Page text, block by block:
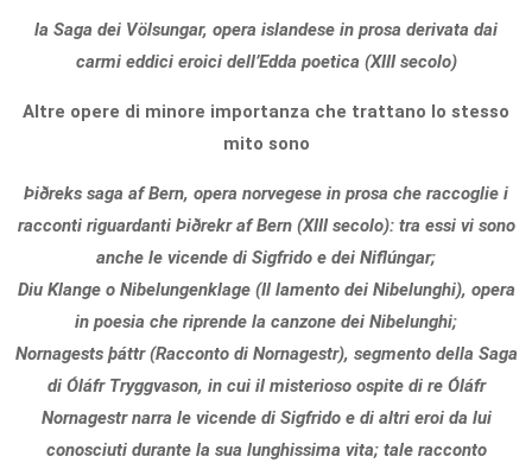
la Saga dei Völsungar, opera islandese in prosa derivata dai
carmi eddici eroici dell’Edda poetica (XIII secolo)
Altre opere di minore importanza che trattano lo stesso
mito sono
Þiðreks saga af Bern, opera norvegese in prosa che raccoglie i
racconti riguardanti Þiðrekr af Bern (XIII secolo): tra essi vi sono
anche le vicende di Sigfrido e dei Niflúngar;
Diu Klange o Nibelungenklage (Il lamento dei Nibelunghi), opera
in poesia che riprende la canzone dei Nibelunghi;
Nornagests þáttr (Racconto di Nornagestr), segmento della Saga
di Óláfr Tryggvason, in cui il misterioso ospite di re Óláfr
Nornagestr narra le vicende di Sigfrido e di altri eroi da lui
conosciuti durante la sua lunghissima vita; tale racconto